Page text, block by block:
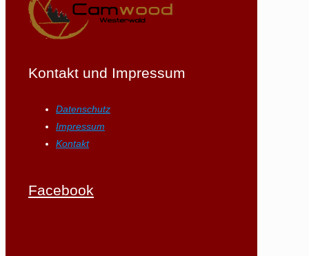
Kontakt und Impressum
Datenschutz
Impressum
Kontakt
Facebook